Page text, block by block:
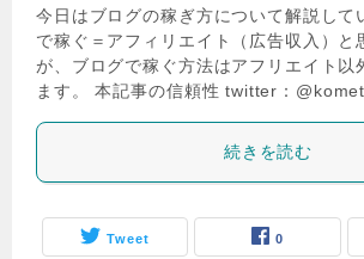
今日はブログの稼ぎ方について解説して
で稼ぐ＝アフィリエイト（広告収入）と
が、ブログで稼ぐ方法はアフリエイト以
ます。 本記事の信頼性 twitter：
続きを読む
Tweet 0